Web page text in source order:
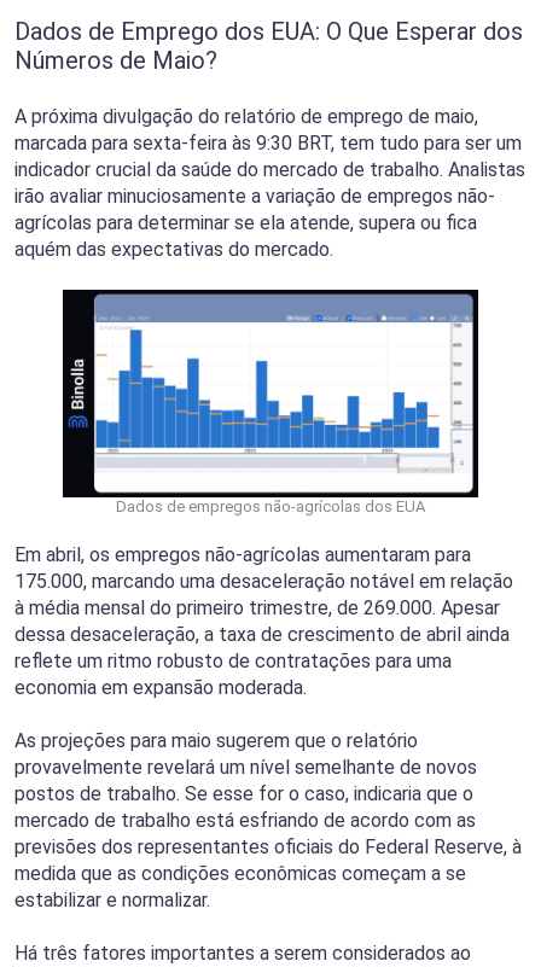
Dados de Emprego dos EUA: O Que Esperar dos
Números de Maio?
A próxima divulgação do relatório de emprego de maio,
marcada para sexta-feira às 9:30 BRT, tem tudo para ser um
indicador crucial da saúde do mercado de trabalho. Analistas
irão avaliar minuciosamente a variação de empregos não-
agrícolas para determinar se ela atende, supera ou fica
aquém das expectativas do mercado.
Dados de empregos não-agrícolas dos EUA
Em abril, os empregos não-agrícolas aumentaram para
175.000, marcando uma desaceleração notável em relação
à média mensal do primeiro trimestre, de 269.000. Apesar
dessa desaceleração, a taxa de crescimento de abril ainda
reflete um ritmo robusto de contratações para uma
economia em expansão moderada.
As projeções para maio sugerem que o relatório
provavelmente revelará um nível semelhante de novos
postos de trabalho. Se esse for o caso, indicaria que o
mercado de trabalho está esfriando de acordo com as
previsões dos representantes oficiais do Federal Reserve, à
medida que as condições econômicas começam a se
estabilizar e normalizar.
Há três fatores importantes a serem considerados ao